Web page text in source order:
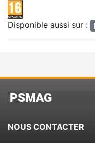
Disponible aussi sur :
PSMAG
NOUS CONTACTER